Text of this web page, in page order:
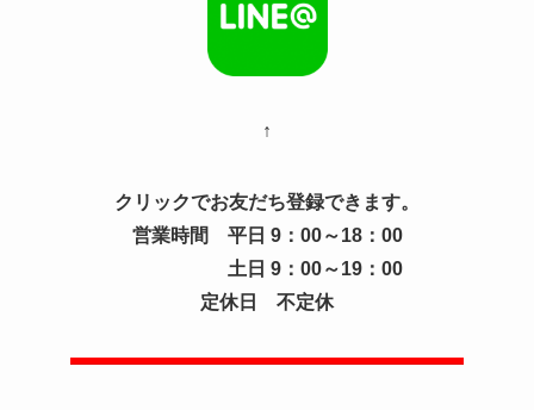
↑
クリックでお友だち登録できます。
営業時間 平日 9：00～18：00
土日 9：00～19：00
定休日 不定休